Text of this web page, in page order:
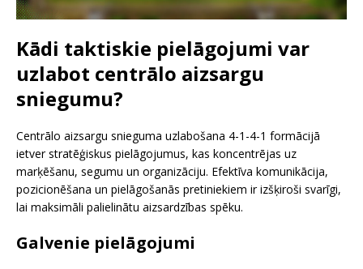
Kādi taktiskie pielāgojumi var
uzlabot centrālo aizsargu
sniegumu?
Centrālo aizsargu snieguma uzlabošana 4-1-4-1 formācijā
ietver stratēģiskus pielāgojumus, kas koncentrējas uz
marķēšanu, segumu un organizāciju. Efektīva komunikācija,
pozicionēšana un pielāgošanās pretiniekiem ir izšķiroši svarīgi,
lai maksimāli palielinātu aizsardzības spēku.
Galvenie pielāgojumi